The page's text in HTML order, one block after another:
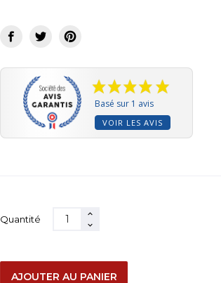
Basé sur 1 avis
VOIR LES AVIS
Quantité
AJOUTER AU PANIER